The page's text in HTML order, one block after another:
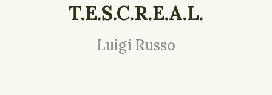
T.E.S.C.R.E.A.L.
Luigi Russo